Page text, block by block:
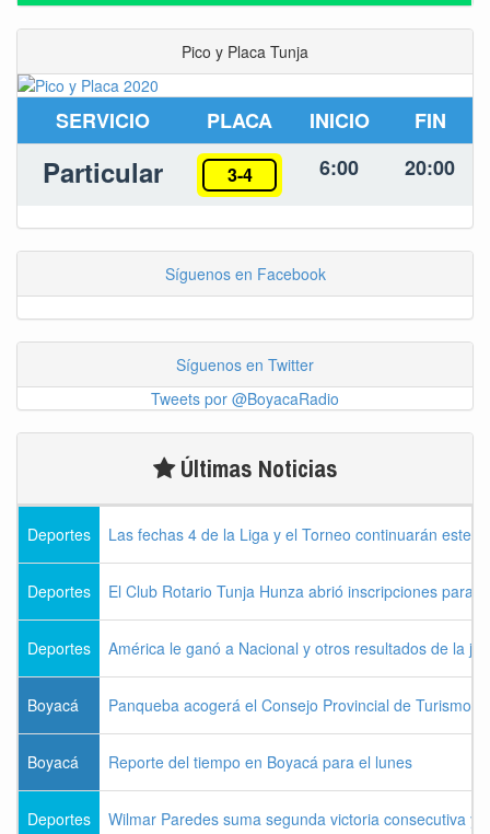
Pico y Placa Tunja
SERVICIO PLACA INICIO FIN
Particular 3-4 6:00 20:00
Síguenos en Facebook
Síguenos en Twitter
Tweets por @BoyacaRadio
Últimas Noticias
Deportes Las fechas 4 de la Liga y el Torneo continuarán este
Deportes El Club Rotario Tunja Hunza abrió inscripciones para
Deportes América le ganó a Nacional y otros resultados de la
Boyacá Panqueba acogerá el Consejo Provincial de Turismo
Boyacá Reporte del tiempo en Boyacá para el lunes
Deportes Wilmar Paredes suma segunda victoria consecutiva y